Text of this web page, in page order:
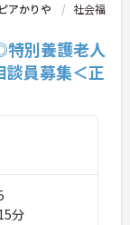
アかりや
社会福
特別養護老人
談員募集＜正
分